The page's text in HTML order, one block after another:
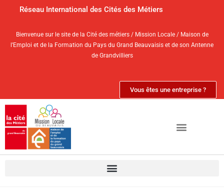
Réseau International des Cités des Métiers
Bienvenue sur le site de la Cité des métiers / Mission Locale / Maison de
l’Emploi et de la Formation du Pays du Grand Beauvaisis et de son Antenne
de Grandvilliers
Vous êtes une entreprise ?